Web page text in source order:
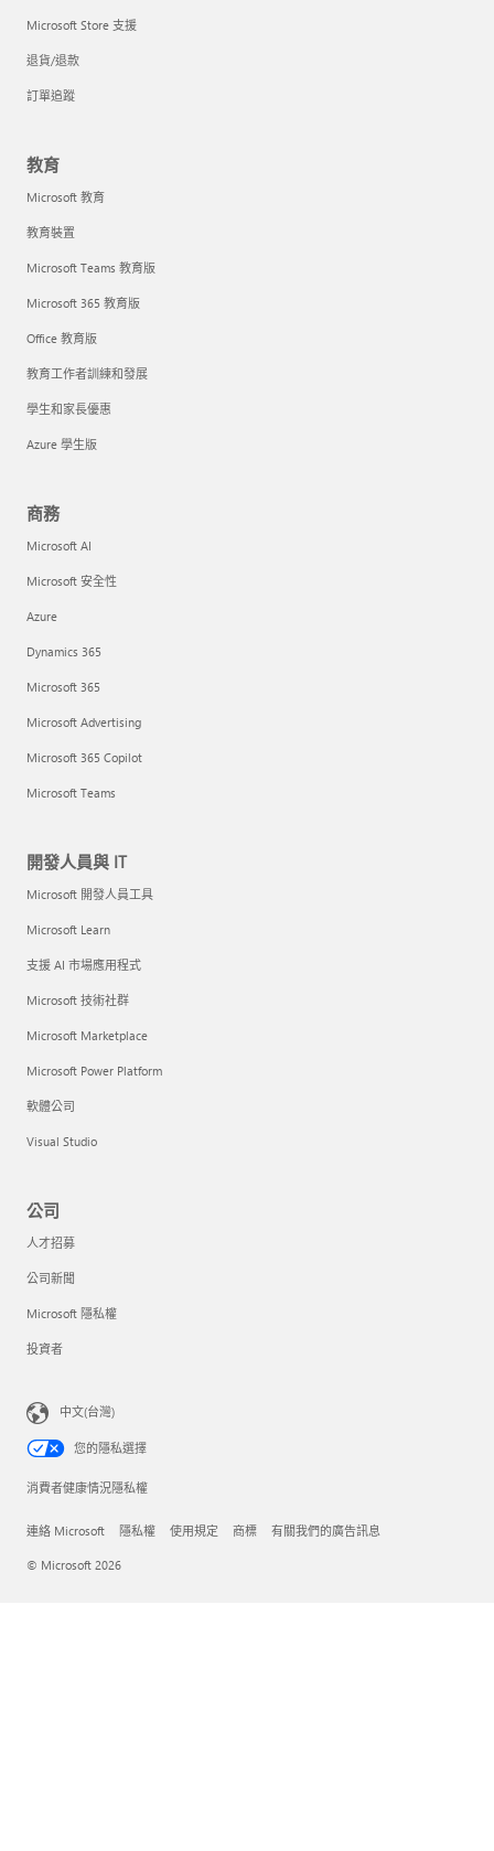
Microsoft Store 支援
退貨/退款
訂單追蹤
教育
Microsoft 教育
教育裝置
Microsoft Teams 教育版
Microsoft 365 教育版
Office 教育版
教育工作者訓練和發展
學生和家長優惠
Azure 學生版
商務
Microsoft AI
Microsoft 安全性
Azure
Dynamics 365
Microsoft 365
Microsoft Advertising
Microsoft 365 Copilot
Microsoft Teams
開發人員與 IT
Microsoft 開發人員工具
Microsoft Learn
支援 AI 市場應用程式
Microsoft 技術社群
Microsoft Marketplace
Microsoft Power Platform
軟體公司
Visual Studio
公司
人才招募
公司新聞
Microsoft 隱私權
投資者
中文(台灣)
您的隱私選擇
消費者健康情況隱私權
連絡 Microsoft 隱私權 使用規定 商標 有關我們的廣告訊息
© Microsoft 2026